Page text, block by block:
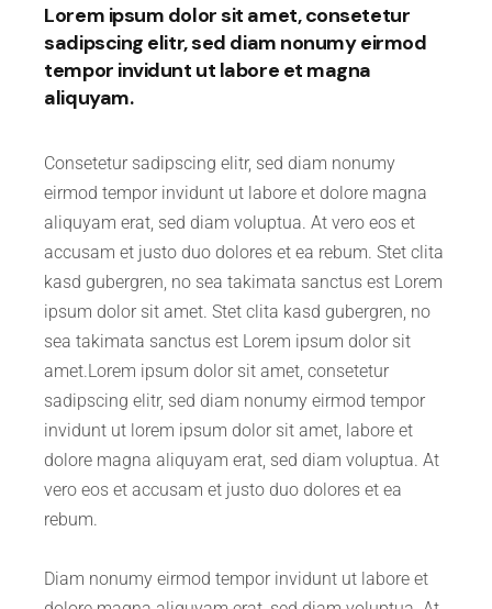
Lorem ipsum dolor sit amet, consetetur
sadipscing elitr, sed diam nonumy eirmod
tempor invidunt ut labore et magna
aliquyam.
Consetetur sadipscing elitr, sed diam nonumy
eirmod tempor invidunt ut labore et dolore magna
aliquyam erat, sed diam voluptua. At vero eos et
accusam et justo duo dolores et ea rebum. Stet clita
kasd gubergren, no sea takimata sanctus est Lorem
ipsum dolor sit amet. Stet clita kasd gubergren, no
sea takimata sanctus est Lorem ipsum dolor sit
amet.Lorem ipsum dolor sit amet, consetetur
sadipscing elitr, sed diam nonumy eirmod tempor
invidunt ut lorem ipsum dolor sit amet, labore et
dolore magna aliquyam erat, sed diam voluptua. At
vero eos et accusam et justo duo dolores et ea
rebum.
Diam nonumy eirmod tempor invidunt ut labore et